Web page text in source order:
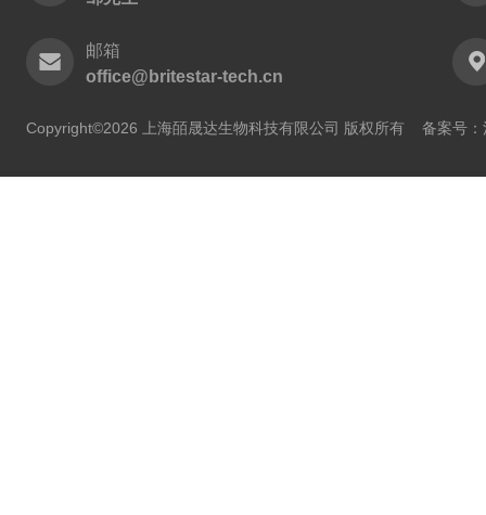
邮箱
office@britestar-tech.cn
Copyright©2026 上海皕晟达生物科技有限公司 版权所有 备案号